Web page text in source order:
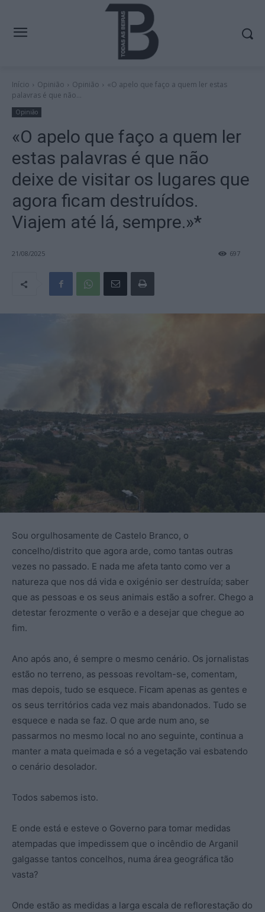
Início Opinião Opinião
«O apelo que faço a quem ler estas
palavras é que não...
Opinião
«O apelo que faço a quem ler
estas palavras é que não
deixe de visitar os lugares que
agora ficam destruídos.
Viajem até lá, sempre.»*
21/08/2025 697
Sou orgulhosamente de Castelo Branco, o
concelho/distrito que agora arde, como tantas outras
vezes no passado. E nada me afeta tanto como ver a
natureza que nos dá vida e oxigénio ser destruída; saber
que as pessoas e os seus animais estão a sofrer. Chego a
detestar ferozmente o verão e a desejar que chegue ao
fim.
Ano após ano, é sempre o mesmo cenário. Os jornalistas
estão no terreno, as pessoas revoltam-se, comentam,
mas depois, tudo se esquece. Ficam apenas as gentes e
os seus territórios cada vez mais abandonados. Tudo se
esquece e nada se faz. O que arde num ano, se
passarmos no mesmo local no ano seguinte, continua a
manter a mata queimada e só a vegetação vai esbatendo
o cenário desolador.
Todos sabemos isto.
E onde está e esteve o Governo para tomar medidas
atempadas que impedissem que o incêndio de Arganil
galgasse tantos concelhos, numa área geográfica tão
vasta?
Onde estão as medidas a larga escala de reflorestação do